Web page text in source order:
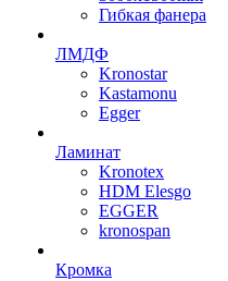
Гибкая фанера
ЛМДФ
Kronostar
Kastamonu
Egger
Ламинат
Kronotex
HDM Elesgo
EGGER
kronospan
Кромка